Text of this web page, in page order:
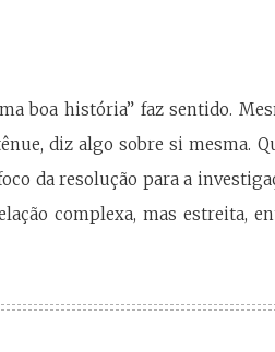
boa história” faz sentido.
diz algo sobre si mesma.
da resolução para a
complexa, mas estreita,